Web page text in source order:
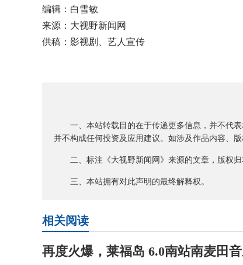
编辑：白雪敏
来源：大视野新闻网
供稿：影视剧、艺人宣传
一、本站转载目的在于传递更多信息，并不代表
并不构成任何投资及应用建议。如涉及作品内容、
二、标注《大视野新闻网》来源的文章，版权归
三、本站拥有对此声明的最终解释权。
相关阅读
再度火爆，莱福岛 6.0南站南麦田